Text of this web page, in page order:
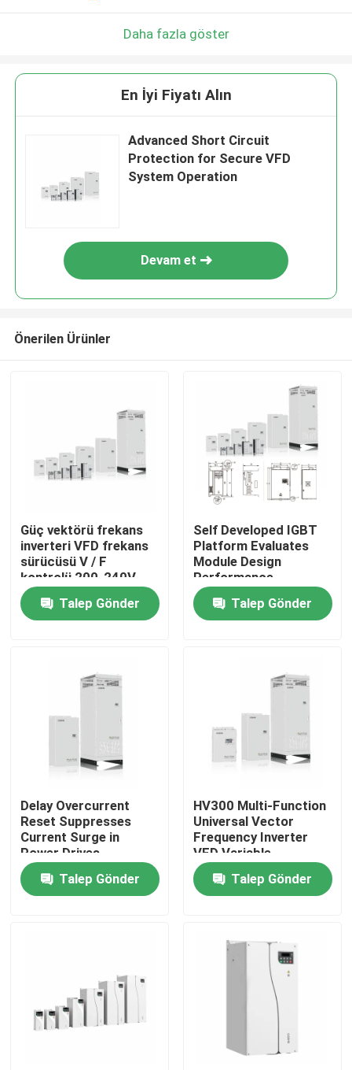
Evde
Videolar
Hakkımızda
Fabrika turu
Kalite Kontrolü
Bir İndirim İste
Daha fazla göster
En İyi Fiyatı Alın
Advanced Short Circuit
Protection for Secure VFD
System Operation
Devam et
Önerilen Ürünler
Güç vektörü frekans
inverteri VFD frekans
sürücüsü V / F
kontrolü 200-240V
1PH / 3PH Giriş Voltajı
Düşük titreşim
Talep Gönder
Self Developed IGBT
Platform Evaluates
Module Design
Performance
Talep Gönder
Delay Overcurrent
Reset Suppresses
Current Surge in
Power Drives
Talep Gönder
HV300 Multi-Function
Universal Vector
Frequency Inverter
VFD Variable
Frequency Drive AC
Drive Talep Gönder